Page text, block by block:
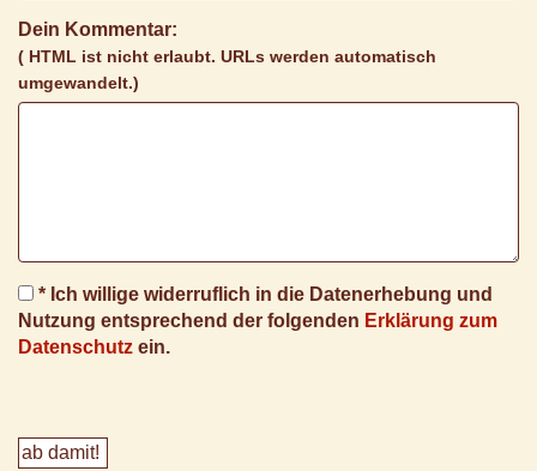
Dein Kommentar:
( HTML ist nicht erlaubt. URLs werden automatisch
umgewandelt.)
* Ich willige widerruflich in die Datenerhebung und
Nutzung entsprechend der folgenden Erklärung zum
Datenschutz ein.